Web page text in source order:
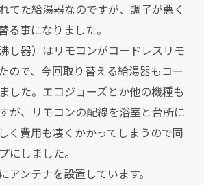
てた給湯器なのですが、調子が悪く
る事になりました。
し器）はリモコンがコードレスリモ
ので、今回取り替える給湯器もコー
した。エコジョーズとか他の機種も
が、リモコンの配線を浴室と台所に
く費用も凄くかかってしまうので同
にしました。
アンテナを設置しています。